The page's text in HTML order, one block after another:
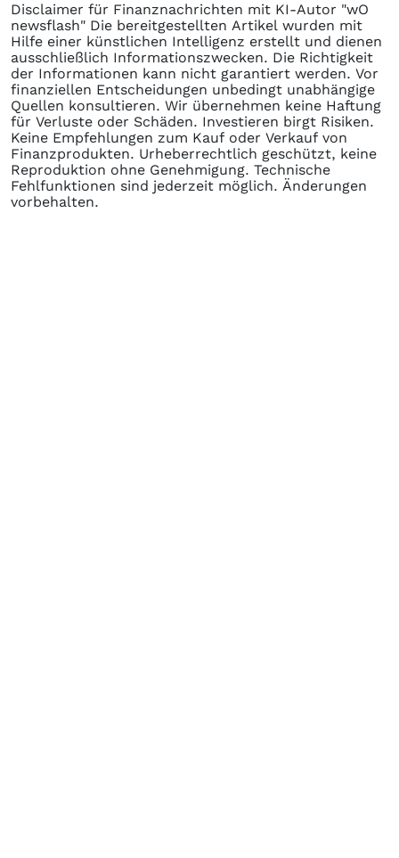
Disclaimer für Finanznachrichten mit KI-Autor "wO
newsflash" Die bereitgestellten Artikel wurden mit
Hilfe einer künstlichen Intelligenz erstellt und dienen
ausschließlich Informationszwecken. Die Richtigkeit
der Informationen kann nicht garantiert werden. Vor
finanziellen Entscheidungen unbedingt unabhängige
Quellen konsultieren. Wir übernehmen keine Haftung
für Verluste oder Schäden. Investieren birgt Risiken.
Keine Empfehlungen zum Kauf oder Verkauf von
Finanzprodukten. Urheberrechtlich geschützt, keine
Reproduktion ohne Genehmigung. Technische
Fehlfunktionen sind jederzeit möglich. Änderungen
vorbehalten.